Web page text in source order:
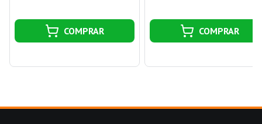
COMPRAR COMPRAR